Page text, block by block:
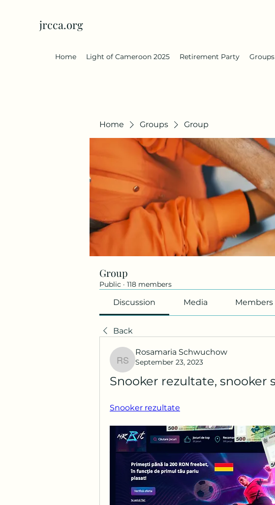
jrcca.org
Home Light of Cameroon 2025 Retirement Party Groups
Home Groups Group
Group
Public · 118 members
Discussion Media Members
Back
Rosamaria Schwuchow
Rosamaria Schwuchow
September 23, 2023
Snooker rezultate, snooker
Snooker rezultate